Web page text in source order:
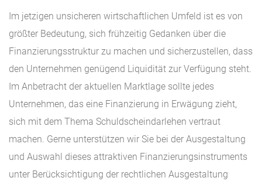
Im jetzigen unsicheren wirtschaftlichen Umfeld ist es von
größter Bedeutung, sich frühzeitig Gedanken über die
Finanzierungsstruktur zu machen und sicherzustellen, dass
den Unternehmen genügend Liquidität zur Verfügung steht.
Im Anbetracht der aktuellen Marktlage sollte jedes
Unternehmen, das eine Finanzierung in Erwägung zieht,
sich mit dem Thema Schuldscheindarlehen vertraut
machen. Gerne unterstützen wir Sie bei der Ausgestaltung
und Auswahl dieses attraktiven Finanzierungsinstruments
unter Berücksichtigung der rechtlichen Ausgestaltung